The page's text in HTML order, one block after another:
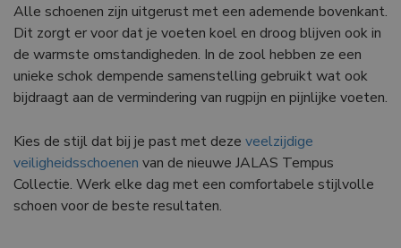
Alle schoenen zijn uitgerust met een ademende bovenkant.
Dit zorgt er voor dat je voeten koel en droog blijven ook in
de warmste omstandigheden. In de zool hebben ze een
unieke schok dempende samenstelling gebruikt wat ook
bijdraagt aan de vermindering van rugpijn en pijnlijke voeten.
Kies de stijl dat bij je past met deze veelzijdige
veiligheidsschoenen van de nieuwe JALAS Tempus
Collectie. Werk elke dag met een comfortabele stijlvolle
schoen voor de beste resultaten.